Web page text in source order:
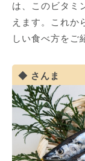
は、このビタミ
えます。これか
しい食べ方をご
さんま